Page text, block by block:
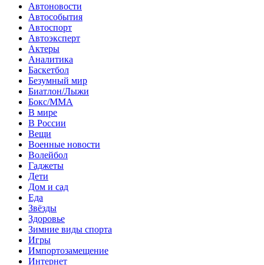
Автоновости
Автособытия
Автоспорт
Автоэксперт
Актеры
Аналитика
Баскетбол
Безумный мир
Биатлон/Лыжи
Бокс/MMA
В мире
В России
Вещи
Военные новости
Волейбол
Гаджеты
Дети
Дом и сад
Еда
Звёзды
Здоровье
Зимние виды спорта
Игры
Импортозамещение
Интернет